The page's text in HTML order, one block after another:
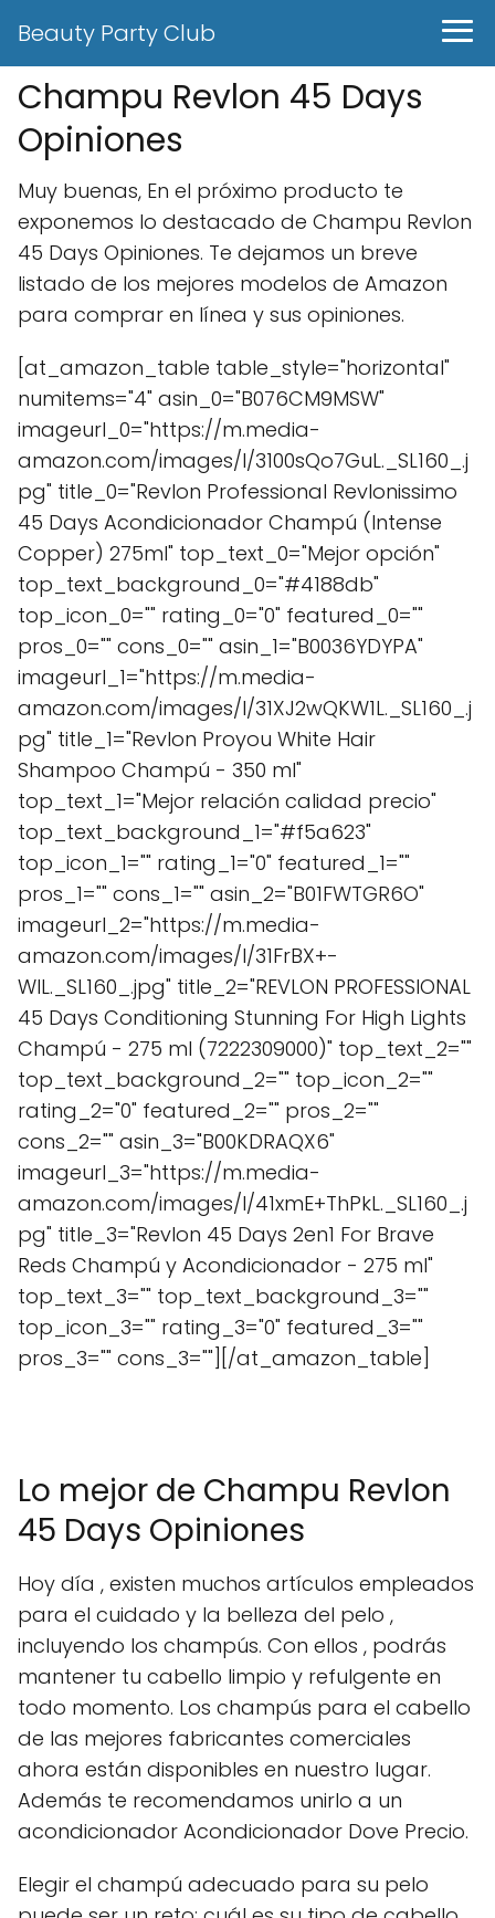
Beauty Party Club
Champu Revlon 45 Days
Opiniones
Muy buenas, En el próximo producto te
exponemos lo destacado de Champu Revlon
45 Days Opiniones. Te dejamos un breve
listado de los mejores modelos de Amazon
para comprar en línea y sus opiniones.
[at_amazon_table table_style="horizontal"
numitems="4" asin_0="B076CM9MSW"
imageurl_0="https://m.media-
amazon.com/images/I/3100sQo7GuL._SL160_.j
pg" title_0="Revlon Professional Revlonissimo
45 Days Acondicionador Champú (Intense
Copper) 275ml" top_text_0="Mejor opción"
top_text_background_0="#4188db"
top_icon_0="" rating_0="0" featured_0=""
pros_0="" cons_0="" asin_1="B0036YDYPA"
imageurl_1="https://m.media-
amazon.com/images/I/31XJ2wQKW1L._SL160_.j
pg" title_1="Revlon Proyou White Hair
Shampoo Champú - 350 ml"
top_text_1="Mejor relación calidad precio"
top_text_background_1="#f5a623"
top_icon_1="" rating_1="0" featured_1=""
pros_1="" cons_1="" asin_2="B01FWTGR6O"
imageurl_2="https://m.media-
amazon.com/images/I/31FrBX+-
WlL._SL160_.jpg" title_2="REVLON PROFESSIONAL
45 Days Conditioning Stunning For High Lights
Champú - 275 ml (7222309000)" top_text_2=""
top_text_background_2="" top_icon_2=""
rating_2="0" featured_2="" pros_2=""
cons_2="" asin_3="B00KDRAQX6"
imageurl_3="https://m.media-
amazon.com/images/I/41xmE+ThPkL._SL160_.j
pg" title_3="Revlon 45 Days 2en1 For Brave
Reds Champú y Acondicionador - 275 ml"
top_text_3="" top_text_background_3=""
top_icon_3="" rating_3="0" featured_3=""
pros_3="" cons_3=""][/at_amazon_table]
Lo mejor de Champu Revlon
45 Days Opiniones
Hoy día , existen muchos artículos empleados
para el cuidado y la belleza del pelo ,
incluyendo los champús. Con ellos , podrás
mantener tu cabello limpio y refulgente en
todo momento. Los champús para el cabello
de las mejores fabricantes comerciales
ahora están disponibles en nuestro lugar.
Además te recomendamos unirlo a un
acondicionador Acondicionador Dove Precio.
Elegir el champú adecuado para su pelo